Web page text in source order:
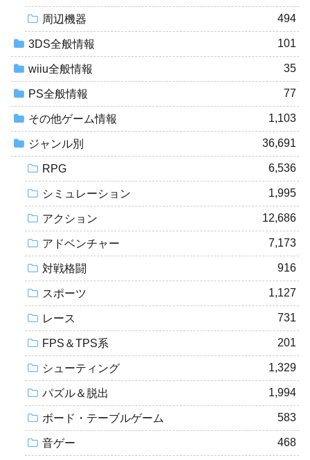
周辺機器 494
3DS全般情報 101
wiiu全般情報 35
PS全般情報 77
その他ゲーム情報 1,103
ジャンル別 36,691
RPG 6,536
シミュレーション 1,995
アクション 12,686
アドベンチャー 7,173
対戦格闘 916
スポーツ 1,127
レース 731
FPS＆TPS系 201
シューティング 1,329
パズル＆脱出 1,994
ボード・テーブルゲーム 583
音ゲー 468